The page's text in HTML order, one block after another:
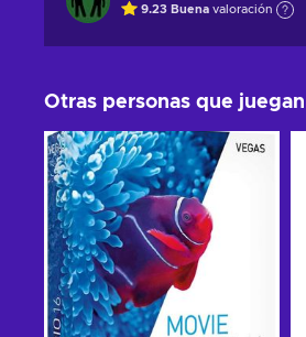
9.23 Buena valoración
Otras personas que